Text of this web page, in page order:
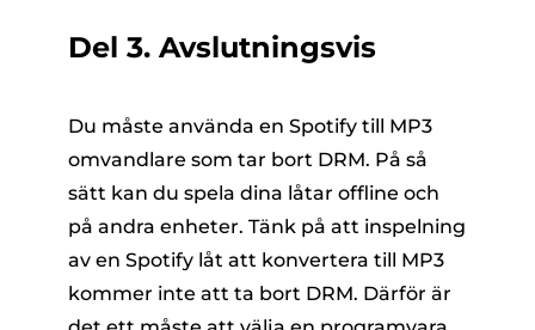
Del 3. Avslutningsvis
Du måste använda en Spotify till MP3
omvandlare som tar bort DRM. På så
sätt kan du spela dina låtar offline och
på andra enheter. Tänk på att inspelning
av en Spotify låt att konvertera till MP3
kommer inte att ta bort DRM. Därför är